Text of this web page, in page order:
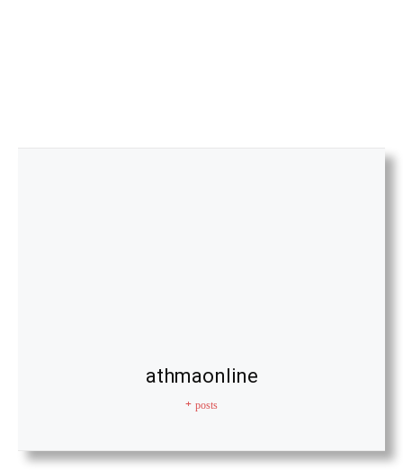
athmaonline
+ posts